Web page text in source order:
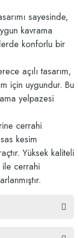
sayesinde,
kavrama
konforlu bir
açılı tasarım,
için uygundur. Bu
yelpazesi
cerrahi
kesim
Yüksek kaliteli
ile cerrahi